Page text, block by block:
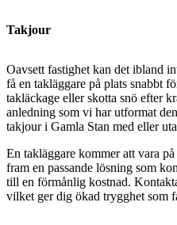
Takjour
Oavsett fastighet kan det ibland
få en takläggare på plats snabbt
takläckage eller skotta snö efter
anledning som vi har utformat
takjour i Gamla Stan med eller
En takläggare kommer att vara
fram en passande lösning som
till en förmånlig kostnad.
vilket ger dig ökad trygghet som